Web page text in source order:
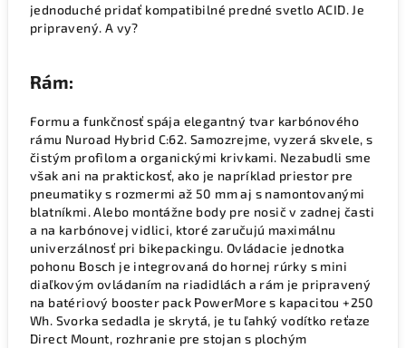
jednoduché pridať kompatibilné predné svetlo ACID. Je
pripravený. A vy?
Rám:
Formu a funkčnosť spája elegantný tvar karbónového
rámu Nuroad Hybrid C:62. Samozrejme, vyzerá skvele, s
čistým profilom a organickými krivkami. Nezabudli sme
však ani na praktickosť, ako je napríklad priestor pre
pneumatiky s rozmermi až 50 mm aj s namontovanými
blatníkmi. Alebo montážne body pre nosič v zadnej časti
a na karbónovej vidlici, ktoré zaručujú maximálnu
univerzálnosť pri bikepackingu. Ovládacie jednotka
pohonu Bosch je integrovaná do hornej rúrky s mini
diaľkovým ovládaním na riadidlách a rám je pripravený
na batériový booster pack PowerMore s kapacitou +250
Wh. Svorka sedadla je skrytá, je tu ľahký vodítko reťaze
Direct Mount, rozhranie pre stojan s plochým